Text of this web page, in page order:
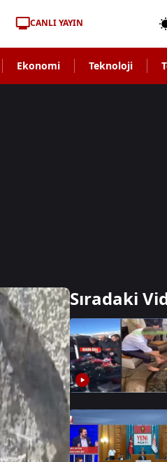
CANLI YAYIN
Ekonomi Teknoloji
Sıradaki